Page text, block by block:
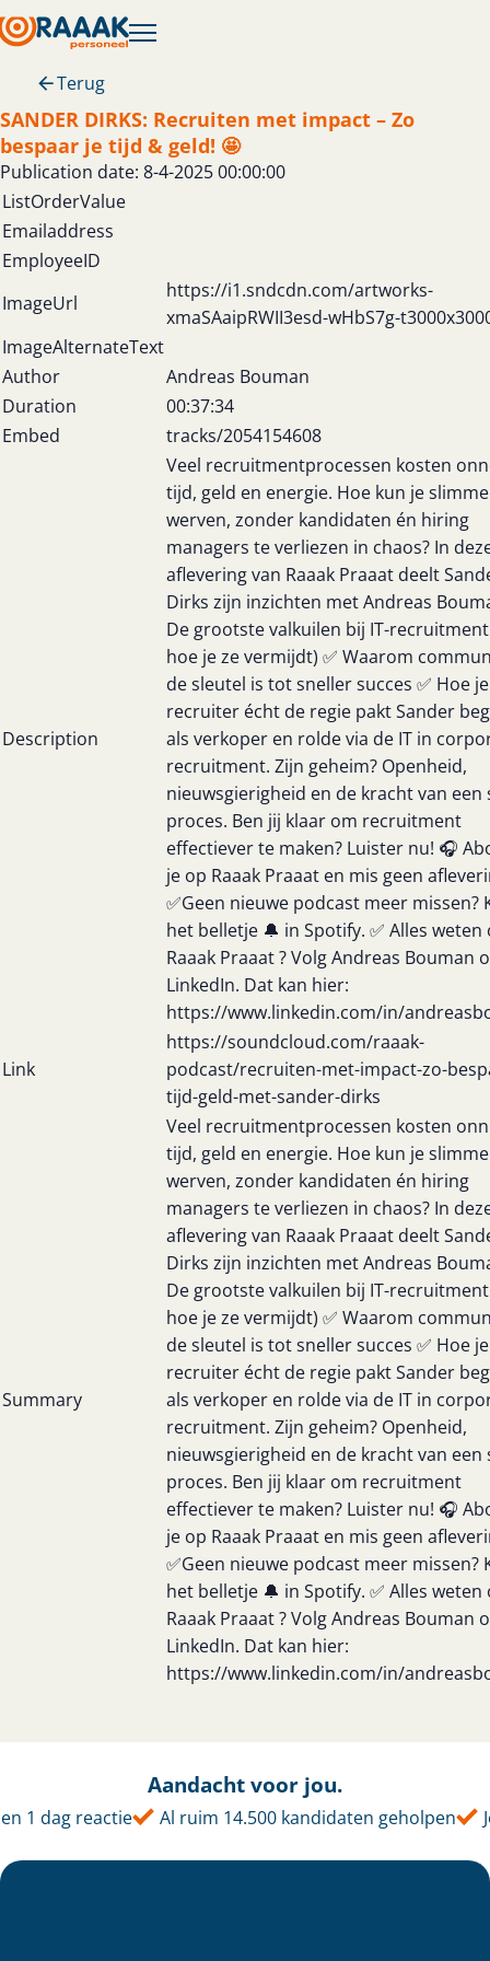
Terug
SANDER DIRKS: Recruiten met impact – Zo
bespaar je tijd & geld! 🤩
Publication date: 8-4-2025 00:00:00
ListOrderValue
Emailaddress
EmployeeID
ImageUrl
https://i1.sndcdn.com/artworks-
xmaSAaipRWII3esd-wHbS7g-
ImageAlternateText
Author
Andreas Bouman
Duration
00:37:34
Embed
tracks/2054154608
Description
Veel recruitmentprocessen kosten
tijd, geld en energie. Hoe kun je
werven, zonder kandidaten én hiring
managers te verliezen in chaos? In
aflevering van Raaak Praaat deelt
Dirks zijn inzichten met Andreas
De grootste valkuilen bij IT-
hoe je ze vermijdt) ✅ Waarom
de sleutel is tot sneller succes ✅ Hoe
recruiter écht de regie pakt Sander
als verkoper en rolde via de IT in
recruitment. Zijn geheim? Openheid,
nieuwsgierigheid en de kracht van een
proces. Ben jij klaar om recruitment
effectiever te maken? Luister nu! 🎧
je op Raaak Praaat en mis geen
✅Geen nieuwe podcast meer missen?
het belletje 🔔 in Spotify. ✅ Alles weten
Raaak Praaat ? Volg Andreas Bouman
LinkedIn. Dat kan hier:
https://www.linkedin.com/in/
Link
https://soundcloud.com/raaak-
podcast/recruiten-met-impact-zo-
tijd-geld-met-sander-dirks
Summary
Veel recruitmentprocessen kosten
tijd, geld en energie. Hoe kun je
werven, zonder kandidaten én hiring
managers te verliezen in chaos? In
aflevering van Raaak Praaat deelt
Dirks zijn inzichten met Andreas
De grootste valkuilen bij IT-
hoe je ze vermijdt) ✅ Waarom
de sleutel is tot sneller succes ✅ Hoe
recruiter écht de regie pakt Sander
als verkoper en rolde via de IT in
recruitment. Zijn geheim? Openheid,
nieuwsgierigheid en de kracht van een
proces. Ben jij klaar om recruitment
effectiever te maken? Luister nu! 🎧
je op Raaak Praaat en mis geen
✅Geen nieuwe podcast meer missen?
het belletje 🔔 in Spotify. ✅ Alles weten
Raaak Praaat ? Volg Andreas Bouman
LinkedIn. Dat kan hier:
https://www.linkedin.com/in/
Aandacht voor jou.
1 dag reactie Al ruim 14.500 kandidaten geholpen